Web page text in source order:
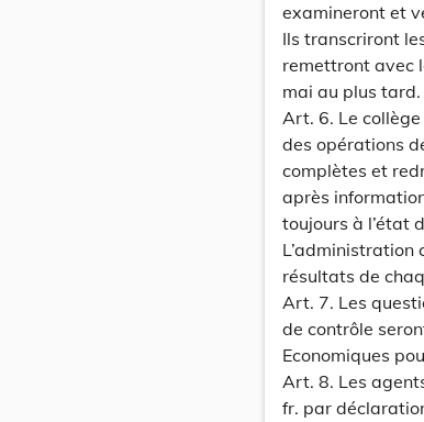
examineront et
Ils transcriront
remettront avec
mai au plus tard.
Art. 6. Le
des opérations
complètes et
après
toujours à l’état
résultats de
Art. 7. Les
de contrôle
Economiques
Art. 8. Les
fr. par